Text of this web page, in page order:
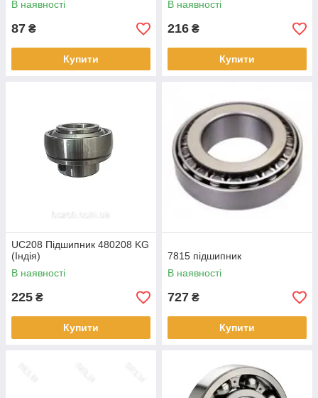
В наявності
87 ₴
Купити
В наявності
216 ₴
Купити
UC208 Підшипник 480208 KG
(Індія)
В наявності
225 ₴
Купити
7815 підшипник
В наявності
727 ₴
Купити